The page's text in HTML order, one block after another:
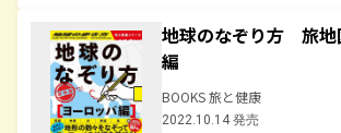
地球のなぞり方 旅
編
BOOKS 旅と健康
2022.10.14 発売